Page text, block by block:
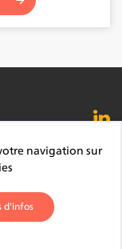
légales
navigation sur
d'infos